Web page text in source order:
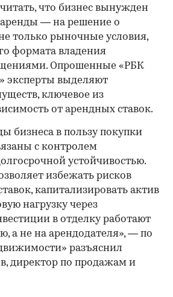
что бизнес вынужден
аренды — на решение о
только рыночные условия,
формата владения
Опрошенные «РБК
эксперты выделяют
ключевое из
от арендных ставок.
бизнеса в пользу покупки
с контролем
устойчивостью.
избежать рисков
капитализировать актив
нагрузку через
в отделку работают
а не на арендодателя», — по
разъяснил
директор по продажам и